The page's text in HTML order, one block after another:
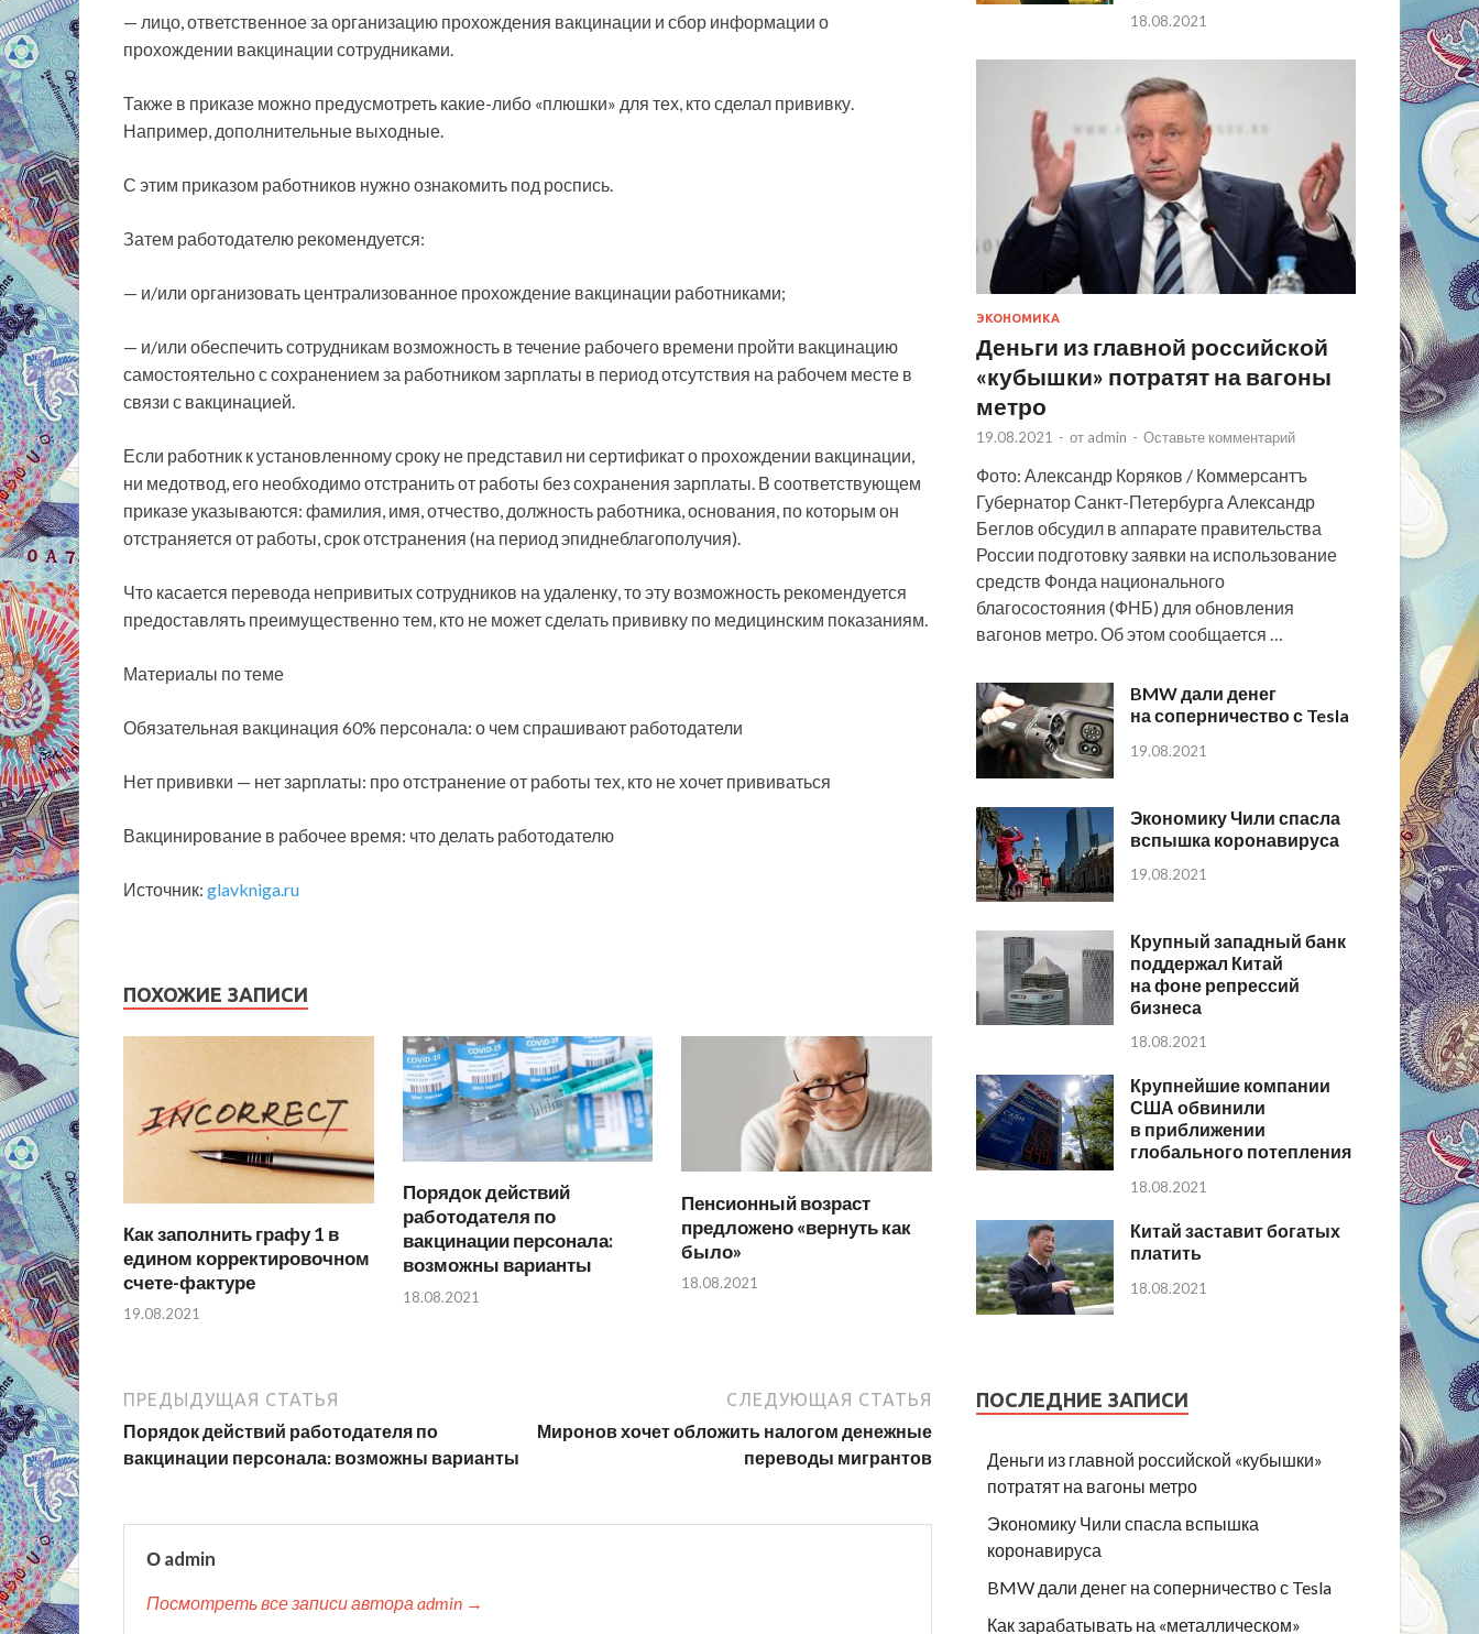
— лицо, ответственное за организацию прохождения вакцинации и сбор информации о
прохождении вакцинации сотрудниками.
Также в приказе можно предусмотреть какие-либо «плюшки» для тех, кто сделал прививку.
Например, дополнительные выходные.
С этим приказом работников нужно ознакомить под роспись.
Затем работодателю рекомендуется:
— и/или организовать централизованное прохождение вакцинации работниками;
— и/или обеспечить сотрудникам возможность в течение рабочего времени пройти вакцинацию
самостоятельно с сохранением за работником зарплаты в период отсутствия на рабочем месте в
связи с вакцинацией.
Если работник к установленному сроку не представил ни сертификат о прохождении вакцинации,
ни медотвод, его необходимо отстранить от работы без сохранения зарплаты. В соответствующем
приказе указываются: фамилия, имя, отчество, должность работника, основания, по которым он
отстраняется от работы, срок отстранения (на период эпиднеблагополучия).
Что касается перевода непривитых сотрудников на удаленку, то эту возможность рекомендуется
предоставлять преимущественно тем, кто не может сделать прививку по медицинским показаниям.
Материалы по теме
Обязательная вакцинация 60% персонала: о чем спрашивают работодатели
Нет прививки — нет зарплаты: про отстранение от работы тех, кто не хочет прививаться
Вакцинирование в рабочее время: что делать работодателю
Источник: glavkniga.ru
ПОХОЖИЕ ЗАПИСИ
Как заполнить графу 1 в
едином корректировочном
счете-фактуре
19.08.2021
Порядок действий
работодателя по
вакцинации персонала:
возможны варианты
18.08.2021
Пенсионный возраст
предложено «вернуть как
было»
18.08.2021
ПРЕДЫДУЩАЯ СТАТЬЯ
Порядок действий работодателя по
вакцинации персонала: возможны варианты
СЛЕДУЮЩАЯ СТАТЬЯ
Миронов хочет обложить налогом денежные
переводы мигрантов
О admin
Посмотреть все записи автора admin →
18.08.2021
ЭКОНОМИКА
Деньги из главной российской
«кубышки» потратят на вагоны
метро
19.08.2021 - от admin - Оставьте комментарий
Фото: Александр Коряков / Коммерсантъ
Губернатор Санкт-Петербурга Александр
Беглов обсудил в аппарате правительства
России подготовку заявки на использование
средств Фонда национального
благосостояния (ФНБ) для обновления
вагонов метро. Об этом сообщается …
BMW дали денег
на соперничество с Tesla
19.08.2021
Экономику Чили спасла
вспышка коронавируса
19.08.2021
Крупный западный банк
поддержал Китай
на фоне репрессий
бизнеса
18.08.2021
Крупнейшие компании
США обвинили
в приближении
глобального потепления
18.08.2021
Китай заставит богатых
платить
18.08.2021
ПОСЛЕДНИЕ ЗАПИСИ
Деньги из главной российской «кубышки»
потратят на вагоны метро
Экономику Чили спасла вспышка
коронавируса
BMW дали денег на соперничество с Tesla
Как зарабатывать на «металлическом»